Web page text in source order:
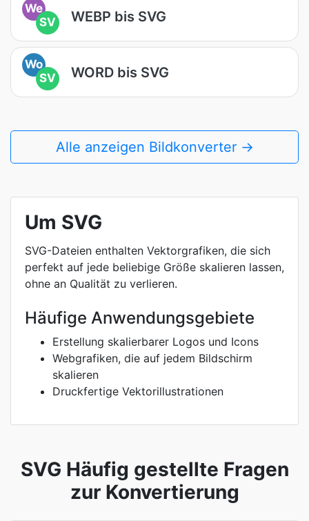
We
SV
WEBP bis SVG
Wo
SV
WORD bis SVG
Alle anzeigen Bildkonverter →
Um SVG
SVG-Dateien enthalten Vektorgrafiken, die sich
perfekt auf jede beliebige Größe skalieren lassen,
ohne an Qualität zu verlieren.
Häufige Anwendungsgebiete
Erstellung skalierbarer Logos und Icons
Webgrafiken, die auf jedem Bildschirm
skalieren
Druckfertige Vektorillustrationen
SVG Häufig gestellte Fragen
zur Konvertierung